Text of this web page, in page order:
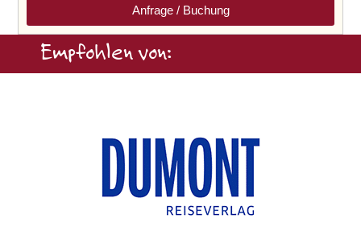
Anfrage / Buchung
Empfohlen von: